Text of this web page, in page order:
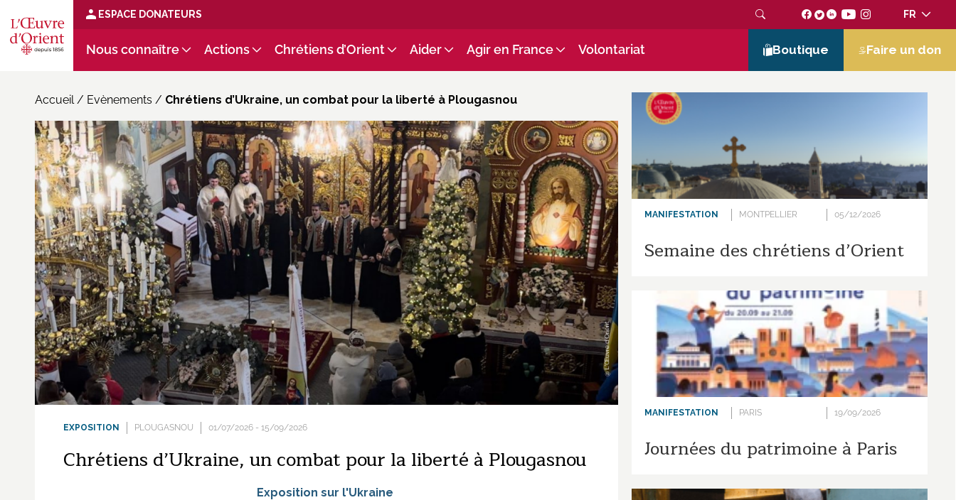
ESPACE DONATEURS FR
Nous connaître Actions Chrétiens d’Orient Aider Agir en France Volontariat Boutique Faire un don
Accueil/ Evènements / Chrétiens d’Ukraine, un combat pour la liberté à Plougasnou
EXPOSITION PLOUGASNOU 01/07/2026 - 15/09/2026
Chrétiens d’Ukraine, un combat pour la liberté à Plougasnou
Exposition sur l'Ukraine
MANIFESTATION MONTPELLIER 05/12/2026
Semaine des chrétiens d’Orient
MANIFESTATION PARIS 19/09/2026
Journées du patrimoine à Paris